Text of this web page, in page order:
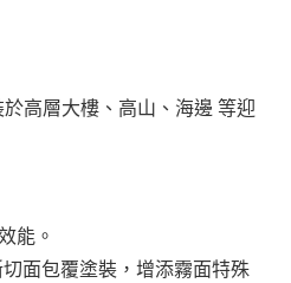
高層大樓、高山、海邊 等迎
能。
面包覆塗裝，增添霧面特殊